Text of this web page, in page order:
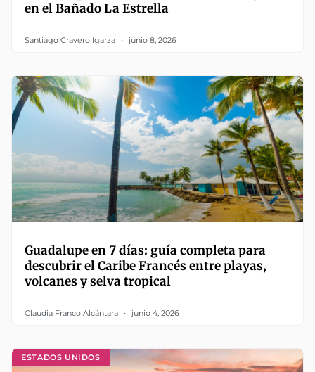
en el Bañado La Estrella
Santiago Cravero Igarza junio 8, 2026
Guadalupe en 7 días: guía completa para
descubrir el Caribe Francés entre playas,
volcanes y selva tropical
Claudia Franco Alcántara junio 4, 2026
ESTADOS UNIDOS